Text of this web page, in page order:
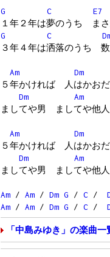
G C E7
１年２年は夢のうち ま
G
C
３年４年は洒落のうち
Am Dm
５年かければ 人はかお
Dm
Am
ましてや男 ましてや他
Am Dm
５年かければ 人はかお
Dm
Am
ましてや男 ましてや他
Am / Am / Dm G / C /
Am / Am / Dm G / C /
「中島みゆき」の楽曲一